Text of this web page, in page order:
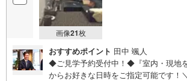
画像21枚
おすすめポイント 田中 颯人
◆ご見学予約受付中！◆『室内・現地
からお好きな日時をご指定可能です！